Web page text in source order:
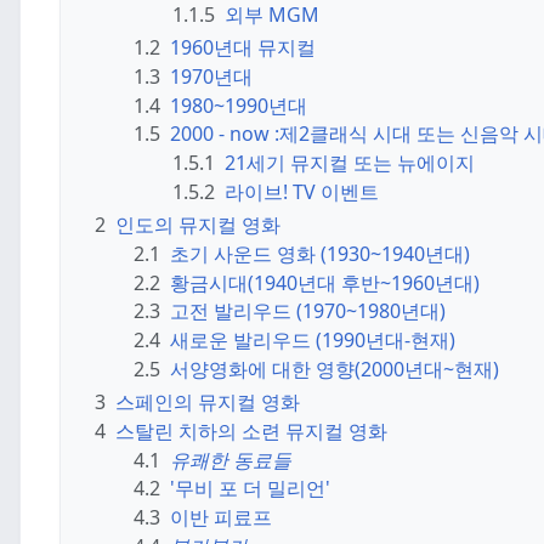
1.1.5 외부 MGM
1.2 1960년대 뮤지컬
1.3 1970년대
1.4 1980~1990년대
1.5 2000 - now :제2클래식 시대 또는 신음악
1.5.1 21세기 뮤지컬 또는 뉴에이지
1.5.2 라이브! TV 이벤트
2 인도의 뮤지컬 영화
2.1 초기 사운드 영화 (1930~1940년대)
2.2 황금시대(1940년대 후반~1960년대)
2.3 고전 발리우드 (1970~1980년대)
2.4 새로운 발리우드 (1990년대-현재)
2.5 서양영화에 대한 영향(2000년대~현재)
3 스페인의 뮤지컬 영화
4 스탈린 치하의 소련 뮤지컬 영화
4.1 유쾌한 동료들
4.2 '무비 포 더 밀리언'
4.3 이반 피료프